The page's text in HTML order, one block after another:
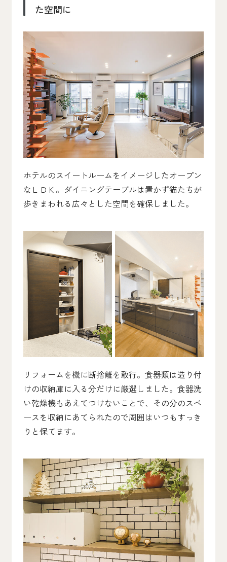
た空間に
ホテルのスイートルームをイメージしたオープン
なＬＤＫ。ダイニングテーブルは置かず猫たちが
歩きまわれる広々とした空間を確保しました。
リフォームを機に断捨離を敢行。食器類は造り付
けの収納庫に入る分だけに厳選しました。食器洗
い乾燥機もあえてつけないことで、その分のスペ
ースを収納にあてられたので周囲はいつもすっき
りと保てます。